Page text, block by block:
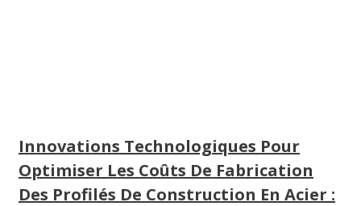
Innovations Technologiques Pour
Optimiser Les Coûts De Fabrication
Des Profilés De Construction En Acier :